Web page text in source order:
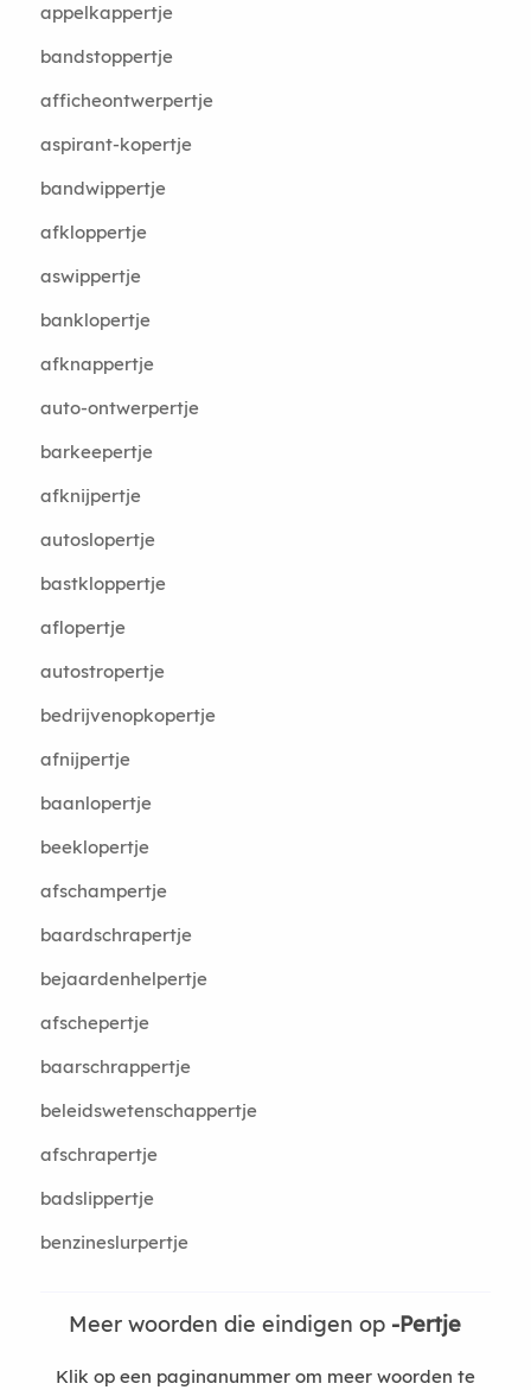
appelkappertje
bandstoppertje
afficheontwerpertje
aspirant-kopertje
bandwippertje
afkloppertje
aswippertje
banklopertje
afknappertje
auto-ontwerpertje
barkeepertje
afknijpertje
autoslopertje
bastkloppertje
aflopertje
autostropertje
bedrijvenopkopertje
afnijpertje
baanlopertje
beeklopertje
afschampertje
baardschrapertje
bejaardenhelpertje
afschepertje
baarschrappertje
beleidswetenschappertje
afschrapertje
badslippertje
benzineslurpertje
Meer woorden die eindigen op -Pertje
Klik op een paginanummer om meer woorden te